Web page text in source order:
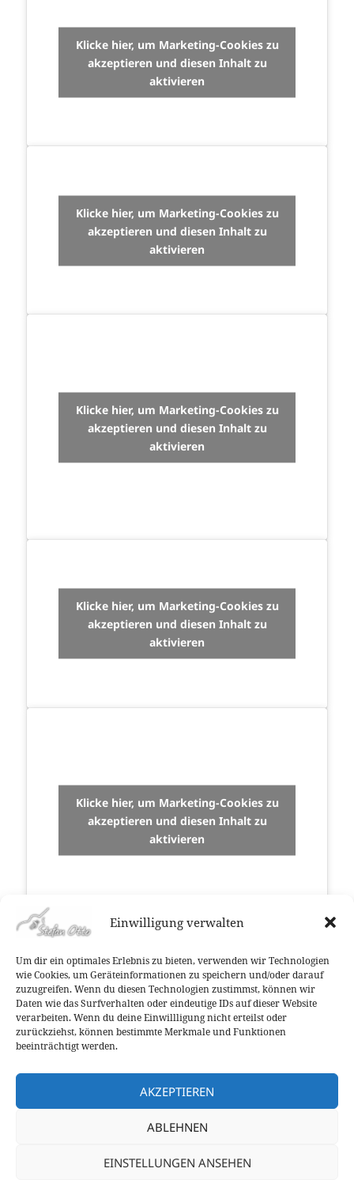
Einwilligung verwalten
Um dir ein optimales Erlebnis zu bieten, verwenden wir Technologien
wie Cookies, um Geräteinformationen zu speichern und/oder darauf
zuzugreifen. Wenn du diesen Technologien zustimmst, können wir
Daten wie das Surfverhalten oder eindeutige IDs auf dieser Website
verarbeiten. Wenn du deine Einwillligung nicht erteilst oder
zurückziehst, können bestimmte Merkmale und Funktionen
beeinträchtigt werden.
AKZEPTIEREN
ABLEHNEN
EINSTELLUNGEN ANSEHEN
Klicke hier, um Marketing-Cookies zu
akzeptieren und diesen Inhalt zu
aktivieren
Klicke hier, um Marketing-Cookies zu
akzeptieren und diesen Inhalt zu
aktivieren
Klicke hier, um Marketing-Cookies zu
akzeptieren und diesen Inhalt zu
aktivieren
Klicke hier, um Marketing-Cookies zu
akzeptieren und diesen Inhalt zu
aktivieren
Klicke hier, um Marketing-Cookies zu
akzeptieren und diesen Inhalt zu
aktivieren
Klicke hier, um Marketing-Cookies zu
akzeptieren und diesen Inhalt zu
aktivieren